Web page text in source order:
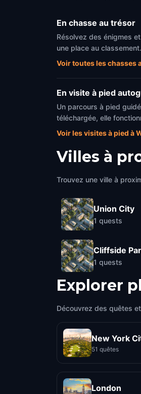
En chasse au trésor
Résolvez des énigmes
une place au classement.
Voir toutes les chasses
En visite à pied
Un parcours à pied
téléchargée, elle
Voir les visites à pied à
Villes à
Trouvez une ville à
Union City
1 quests
Cliffside
1 quests
Explorer
Découvrez des quêtes
New York
51 quêtes
London